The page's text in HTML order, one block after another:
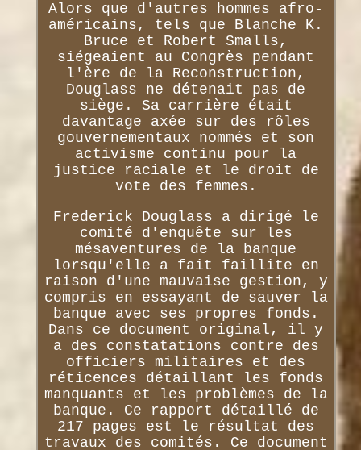
Alors que d'autres hommes afro-
américains, tels que Blanche K.
Bruce et Robert Smalls,
siégeaient au Congrès pendant
l'ère de la Reconstruction,
Douglass ne détenait pas de
siège. Sa carrière était
davantage axée sur des rôles
gouvernementaux nommés et son
activisme continu pour la
justice raciale et le droit de
vote des femmes.
Frederick Douglass a dirigé le
comité d'enquête sur les
mésaventures de la banque
lorsqu'elle a fait faillite en
raison d'une mauvaise gestion, y
compris en essayant de sauver la
banque avec ses propres fonds.
Dans ce document original, il y
a des constatations contre des
officiers militaires et des
réticences détaillant les fonds
manquants et les problèmes de la
banque. Ce rapport détaillé de
217 pages est le résultat des
travaux des comités. Ce document